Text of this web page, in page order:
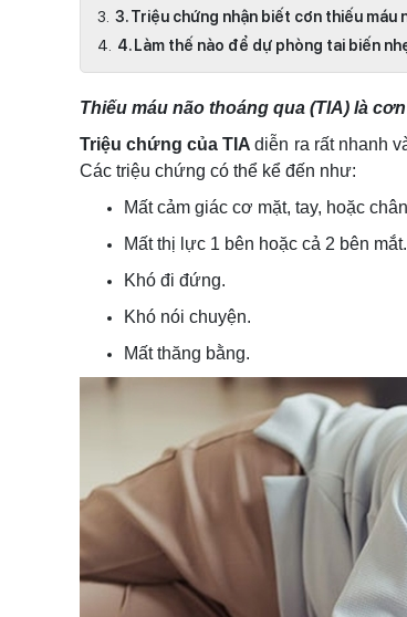
3. Triệu chứng nhận biết cơn thiếu máu
4. Làm thế nào để dự phòng tai biến
Thiếu máu não thoáng qua (TIA) là
Triệu chứng của TIAdiễn ra rất nhanh
Các triệu chứng có thể kể đến như:
Mất cảm giác cơ mặt, tay, hoặc
Mất thị lực 1 bên hoặc cả 2 bên mắt.
Khó đi đứng.
Khó nói chuyện.
Mất thăng bằng.